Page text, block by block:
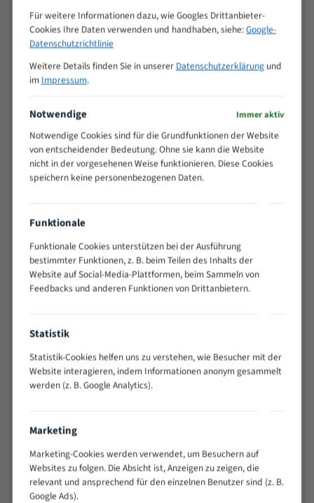
M (mm)
Zähne pro
Zoll (ZpZ))
>
25
15 - 40
35 - 70
50 - 120
4/6
80 - 180
3/4
130 -
350
2/3
200 -
600
> 500
0,75/1,25
Vorteile:
schwierigen Werkstücken (Materialmischung,
wechselnde Verbindungslängen)
Sehr geringe Vibration
Technische Beschreibung:
Positiver Spanwinkel
Bandkörper aus hochlegiertem Federstahl
Für weitere Informationen dazu, wie Googles Drittanbieter-
Cookies Ihre Daten verwenden und handhaben, siehe:Google-
Datenschutzrichtlinie
Weitere Details finden Sie in unserer Datenschutzerklärungund
im Impressum.
Notwendige Immer aktiv
Notwendige Cookies sind für die Grundfunktionen der Website
von entscheidender Bedeutung. Ohne sie kann die Website
nicht in der vorgesehenen Weise funktionieren. Diese Cookies
speichern keine personenbezogenen Daten.
Funktionale
Funktionale Cookies unterstützen bei der Ausführung
bestimmter Funktionen, z. B. beim Teilen des Inhalts der
Website auf Social-Media-Plattformen, beim Sammeln von
Feedbacks und anderen Funktionen von Drittanbietern.
Statistik
Statistik-Cookies helfen uns zu verstehen, wie Besucher mit der
Website interagieren, indem Informationen anonym gesammelt
werden (z. B. Google Analytics).
Marketing
Marketing-Cookies werden verwendet, um Besuchern auf
Websites zu folgen. Die Absicht ist, Anzeigen zu zeigen, die
relevant und ansprechend für den einzelnen Benutzer sind (z. B.
Google Ads).